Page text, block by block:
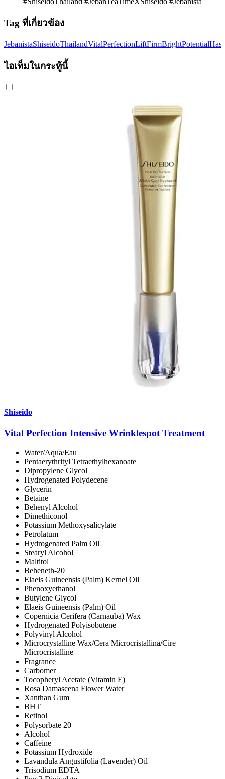
Tag ที่เกี่ยวข้อง
JebanistaShiseidoThailandVitalPerfectionLiftFirmBright
ไอเท็มในกระทู้นี้
Shiseido
Vital Perfection Intensive Wrinklespot Treatment
Water/Aqua/Eau
Pentaerythrityl Tetraethylhexanoate
Dipropylene Glycol
Hydrogenated Polydecene
Glycerin
Betaine
Behenyl Alcohol
Dimethiconol
Potassium Methoxysalicylate
Petrolatum
Hydrogenated Palm Oil
Stearyl Alcohol
Maltitol
Beheneth-20
Elaeis Guineensis (Palm) Kernel Oil
Phenoxyethanol
Butylene Glycol
Elaeis Guineensis (Palm) Oil
Copernicia Cerifera (Carnauba) Wax
Hydrogenated Polyisobutene
Polyvinyl Alcohol
Microcrystalline Wax/Cera Microcristallina/Cire
Microcristalline
Fragrance
Carbomer
Tocopheryl Acetate (Vitamin E)
Rosa Damascena Flower Water
Xanthan Gum
BHT
Retinol
Polysorbate 20
Alcohol
Caffeine
Potassium Hydroxide
Lavandula Angustifolia (Lavender) Oil
Trisodium EDTA